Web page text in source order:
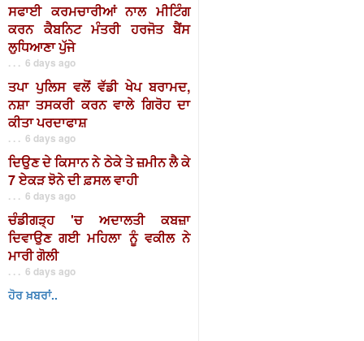
ਸਫਾਈ ਕਰਮਚਾਰੀਆਂ ਨਾਲ ਮੀਟਿੰਗ
ਕਰਨ ਕੈਬਨਿਟ ਮੰਤਰੀ ਹਰਜੋਤ ਬੈਂਸ
ਲੁਧਿਆਣਾ ਪੁੱਜੇ
. . . 6 days ago
ਤਪਾ ਪੁਲਿਸ ਵਲੋਂ ਵੱਡੀ ਖੇਪ ਬਰਾਮਦ,
ਨਸ਼ਾ ਤਸਕਰੀ ਕਰਨ ਵਾਲੇ ਗਿਰੋਹ ਦਾ
ਕੀਤਾ ਪਰਦਾਫਾਸ਼
. . . 6 days ago
ਦਿਉਣ ਦੇ ਕਿਸਾਨ ਨੇ ਠੇਕੇ ਤੇ ਜ਼ਮੀਨ ਲੈ ਕੇ
7 ਏਕੜ ਝੋਨੇ ਦੀ ਫ਼ਸਲ ਵਾਹੀ
. . . 6 days ago
ਚੰਡੀਗੜ੍ਹ 'ਚ ਅਦਾਲਤੀ ਕਬਜ਼ਾ
ਦਿਵਾਉਣ ਗਈ ਮਹਿਲਾ ਨੂੰ ਵਕੀਲ ਨੇ
ਮਾਰੀ ਗੋਲੀ
. . . 6 days ago
ਹੋਰ ਖ਼ਬਰਾਂ..